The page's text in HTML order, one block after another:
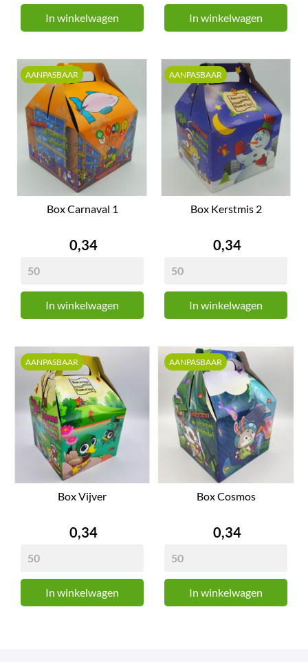
In winkelwagen In winkelwagen
Box Carnaval 1
Prijs
0,34
In winkelwagen
AANPASBAAR
Box Kerstmis 2
Prijs
0,34
In winkelwagen
AANPASBAAR
Box Vijver
Prijs
0,34
In winkelwagen
AANPASBAAR
Box Cosmos
Prijs
0,34
In winkelwagen
AANPASBAAR